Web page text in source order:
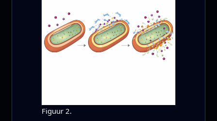
Figuur 2.